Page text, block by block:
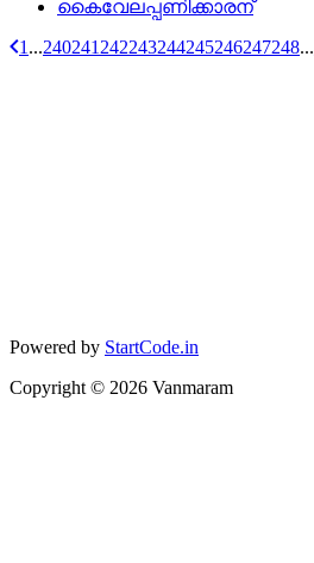
കൈവേലപ്പണിക്കാരന്
1 ...240241 242243244245246247248...
Powered by StartCode.in
Copyright © 2026 Vanmaram